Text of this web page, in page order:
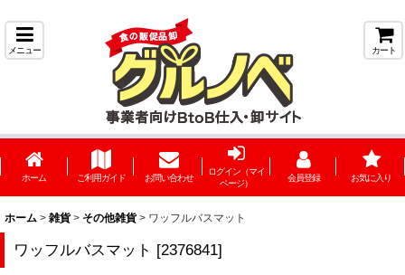
メニュー カート
ホーム ご利用ガイド お問い合わせ
ログイン（マイ
ページ）
会員登録 お気に入り
ホーム > 雑貨 > その他雑貨 > ワッフルバスマット
ワッフルバスマット [2376841]